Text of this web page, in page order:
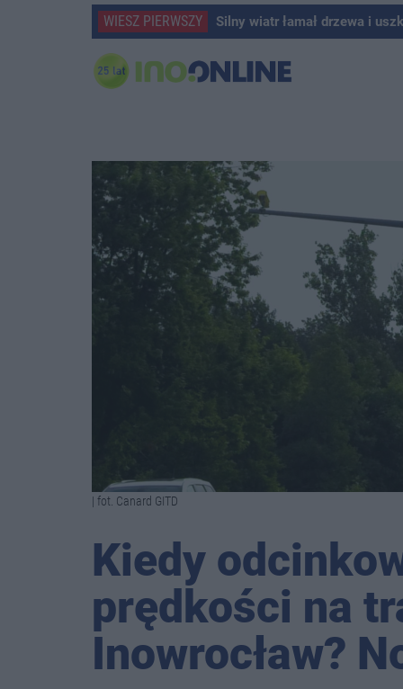
WIESZ PIERWSZY Silny wiatr łamał drzewa i
| fot. Canard GITD
Kiedy
prędkości na
Inowrocław?